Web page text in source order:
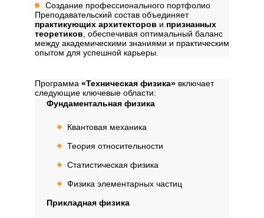
Создание профессионального портфолио
Преподавательский состав объединяет
практикующих архитекторов и признанных
теоретиков , обеспечивая оптимальный баланс
между академическими знаниями и практическим
опытом для успешной карьеры.
Программа «Техническая физика» включает
следующие ключевые области:
Фундаментальная физика
Квантовая механика
Теория относительности
Статистическая физика
Физика элементарных частиц
Прикладная физика